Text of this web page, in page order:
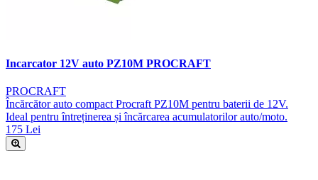
Incarcator 12V auto PZ10M PROCRAFT
PROCRAFT
Încărcător auto compact Procraft PZ10M pentru baterii de 12V.
Ideal pentru întreținerea și încărcarea acumulatorilor auto/moto.
175 Lei